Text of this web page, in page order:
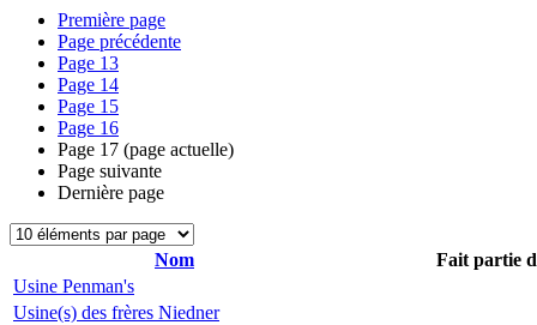
Première page
Page précédente
Page 13
Page 14
Page 15
Page 16
Page 17 (page actuelle)
Page suivante
Dernière page
Nom
Fait partie
Usine Penman's
Usine(s) des frères Niedner